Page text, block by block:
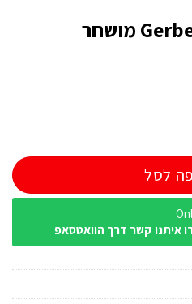
לסל
איתנו קשר דרך הוואטסאפ